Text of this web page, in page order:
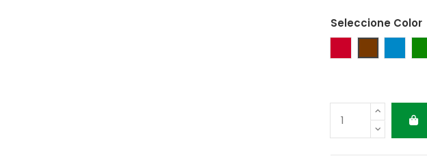
Seleccione Color